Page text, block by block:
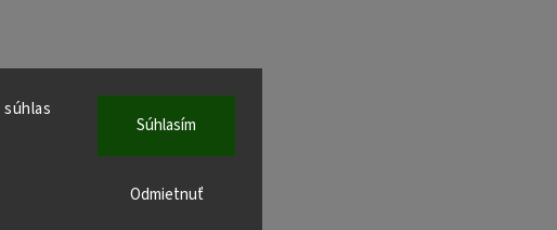
Odmietnuť
Súhlasím